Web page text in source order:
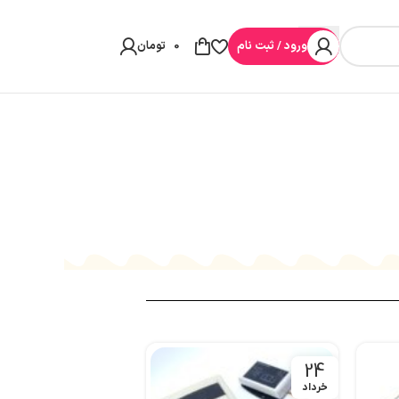
ورود / ثبت نام 0 تومان
24
خرداد